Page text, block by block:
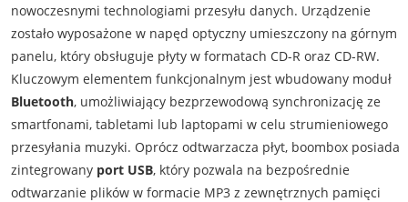
nowoczesnymi technologiami przesyłu danych. Urządzenie
zostało wyposażone w napęd optyczny umieszczony na górnym
panelu, który obsługuje płyty w formatach CD-R oraz CD-RW.
Kluczowym elementem funkcjonalnym jest wbudowany moduł
Bluetooth, umożliwiający bezprzewodową synchronizację ze
smartfonami, tabletami lub laptopami w celu strumieniowego
przesyłania muzyki. Oprócz odtwarzacza płyt, boombox posiada
zintegrowany port USB, który pozwala na bezpośrednie
odtwarzanie plików w formacie MP3 z zewnętrznych pamięci